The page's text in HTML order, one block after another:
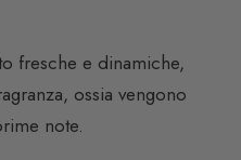
fresche e dinamiche,
ossia vengono
note.